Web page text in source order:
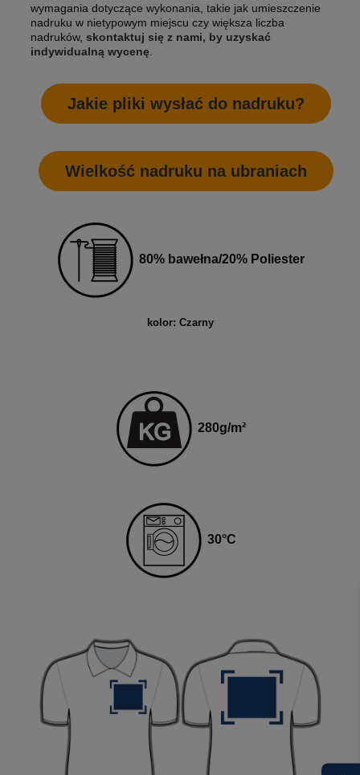
wymagania dotyczące wykonania, takie jak umieszczenie
nadruku w nietypowym miejscu czy większa liczba
nadruków, skontaktuj się z nami, by uzyskać
indywidualną wycenę
Jakie pliki wysłać do nadruku?
Wielkość nadruku na ubraniach
80% bawełna/20% Poliester
kolor: Czarny
280g/m²
30°C